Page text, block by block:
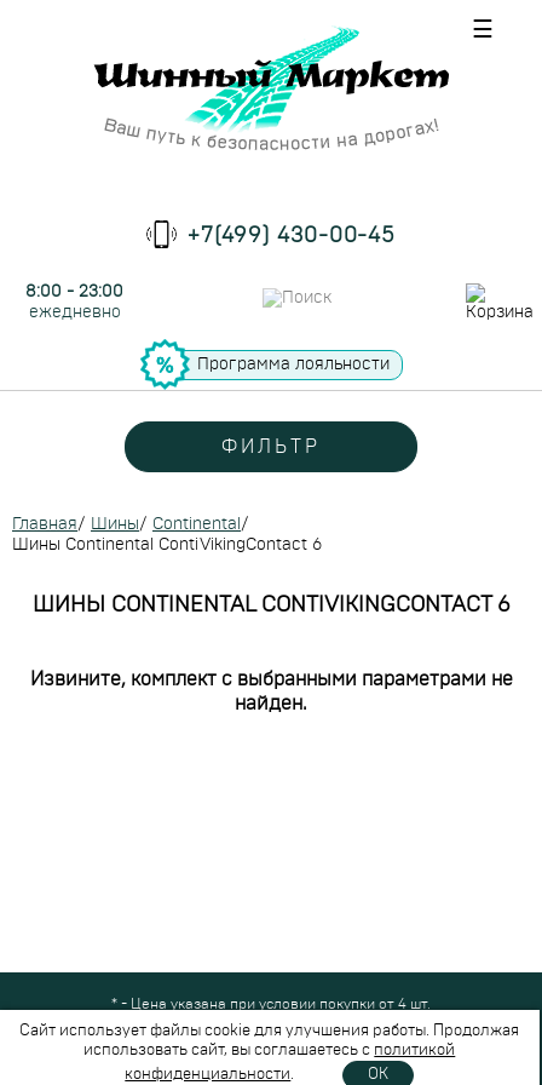
☰
+7(499) 430-00-45
8:00 - 23:00
ежедневно
Программа лояльности
ФИЛЬТР
Главная/ Шины/ Continental /
Шины Continental ContiVikingContact 6
ШИНЫ CONTINENTAL CONTIVIKINGCONTACT 6
Извините, комплект с выбранными параметрами не
найден.
* - Цена указана при условии покупки от 4 шт.
Все права защищены © 2024-2026,Шинный Маркет(ООО "Безопасные
шины")
Вся представленная на сайте информация носит справочный характер и не
Сайт использует файлы cookie для улучшения работы. Продолжая
использовать сайт, вы соглашаетесь с политикой
конфиденциальности. OK